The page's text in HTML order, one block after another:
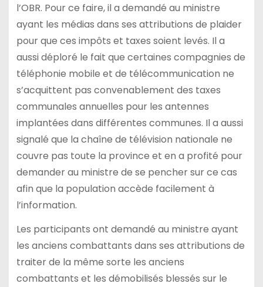
l’OBR. Pour ce faire, il a demandé au ministre
ayant les médias dans ses attributions de plaider
pour que ces impôts et taxes soient levés. Il a
aussi déploré le fait que certaines compagnies de
téléphonie mobile et de télécommunication ne
s’acquittent pas convenablement des taxes
communales annuelles pour les antennes
implantées dans différentes communes. Il a aussi
signalé que la chaîne de télévision nationale ne
couvre pas toute la province et en a profité pour
demander au ministre de se pencher sur ce cas
afin que la population accède facilement à
l’information.
Les participants ont demandé au ministre ayant
les anciens combattants dans ses attributions de
traiter de la même sorte les anciens
combattants et les démobilisés blessés sur le